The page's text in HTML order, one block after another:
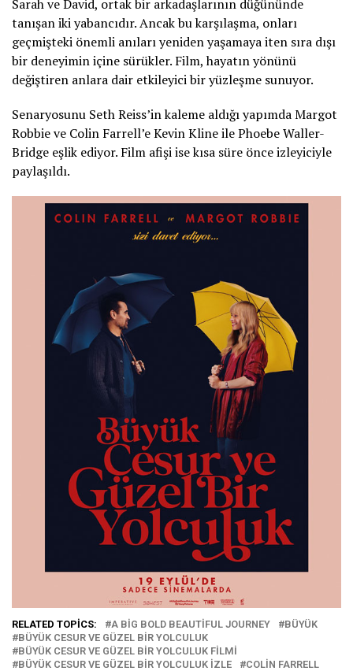
Sarah ve David, ortak bir arkadaşlarının düğününde
tanışan iki yabancıdır. Ancak bu karşılaşma, onları
geçmişteki önemli anıları yeniden yaşamaya iten sıra dışı
bir deneyimin içine sürükler. Film, hayatın yönünü
değiştiren anlara dair etkileyici bir yüzleşme sunuyor.
Senaryosunu Seth Reiss’in kaleme aldığı yapımda Margot
Robbie ve Colin Farrell’e Kevin Kline ile Phoebe Waller-
Bridge eşlik ediyor. Film afişi ise kısa süre önce izleyiciyle
paylaşıldı.
RELATED TOPICS: A BIG BOLD BEAUTIFUL JOURNEY
BÜYÜK
BÜYÜK CESUR VE GÜZEL BIR YOLCULUK
BÜYÜK CESUR VE GÜZEL BIR YOLCULUK FILMI
BÜYÜK CESUR VE GÜZEL BIR YOLCULUK IZLE
COLIN FARRELL